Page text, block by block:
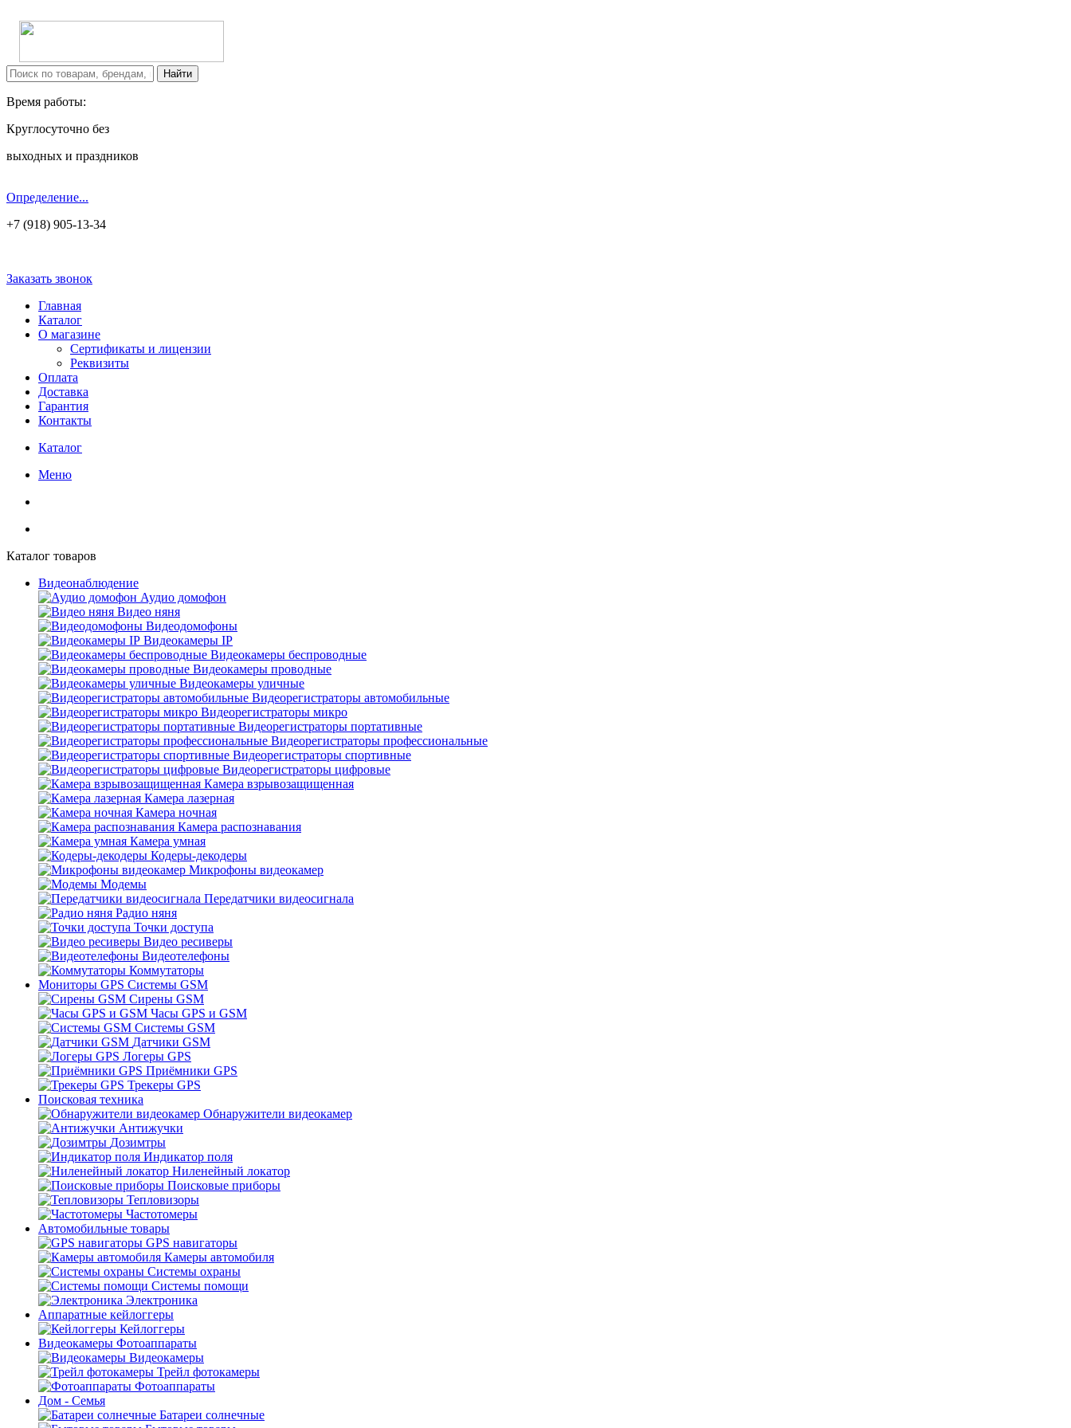
Время работы:
Круглосуточно без
выходных и праздников
Определение...
+7 (918) 905-13-34
Заказать звонок
Главная
Каталог
О магазине
Сертификаты и лицензии
Реквизиты
Оплата
Доставка
Гарантия
Контакты
Каталог
Меню
Каталог товаров
Видеонаблюдение
Аудио домофон
Видео няня
Видеодомофоны
Видеокамеры IP
Видеокамеры беспроводные
Видеокамеры проводные
Видеокамеры уличные
Видеорегистраторы автомобильные
Видеорегистраторы микро
Видеорегистраторы портативные
Видеорегистраторы профессиональные
Видеорегистраторы спортивные
Видеорегистраторы цифровые
Камера взрывозащищенная
Камера лазерная
Камера ночная
Камера распознавания
Камера умная
Кодеры-декодеры
Микрофоны видеокамер
Модемы
Передатчики видеосигнала
Радио няня
Точки доступа
Видео ресиверы
Видеотелефоны
Коммутаторы
Мониторы GPS Системы GSM
Сирены GSM
Часы GPS и GSM
Системы GSM
Датчики GSM
Логеры GPS
Приёмники GPS
Трекеры GPS
Поисковая техника
Обнаружители видеокамер
Антижучки
Дозимтры
Индикатор поля
Ниленейный локатор
Поисковые приборы
Тепловизоры
Частотомеры
Автомобильные товары
GPS навигаторы
Камеры автомобиля
Системы охраны
Системы помощи
Электроника
Аппаратные кейлоггеры
Кейлоггеры
Видеокамеры Фотоаппараты
Видеокамеры
Трейл фотокамеры
Фотоаппараты
Дом - Семья
Батареи солнечные